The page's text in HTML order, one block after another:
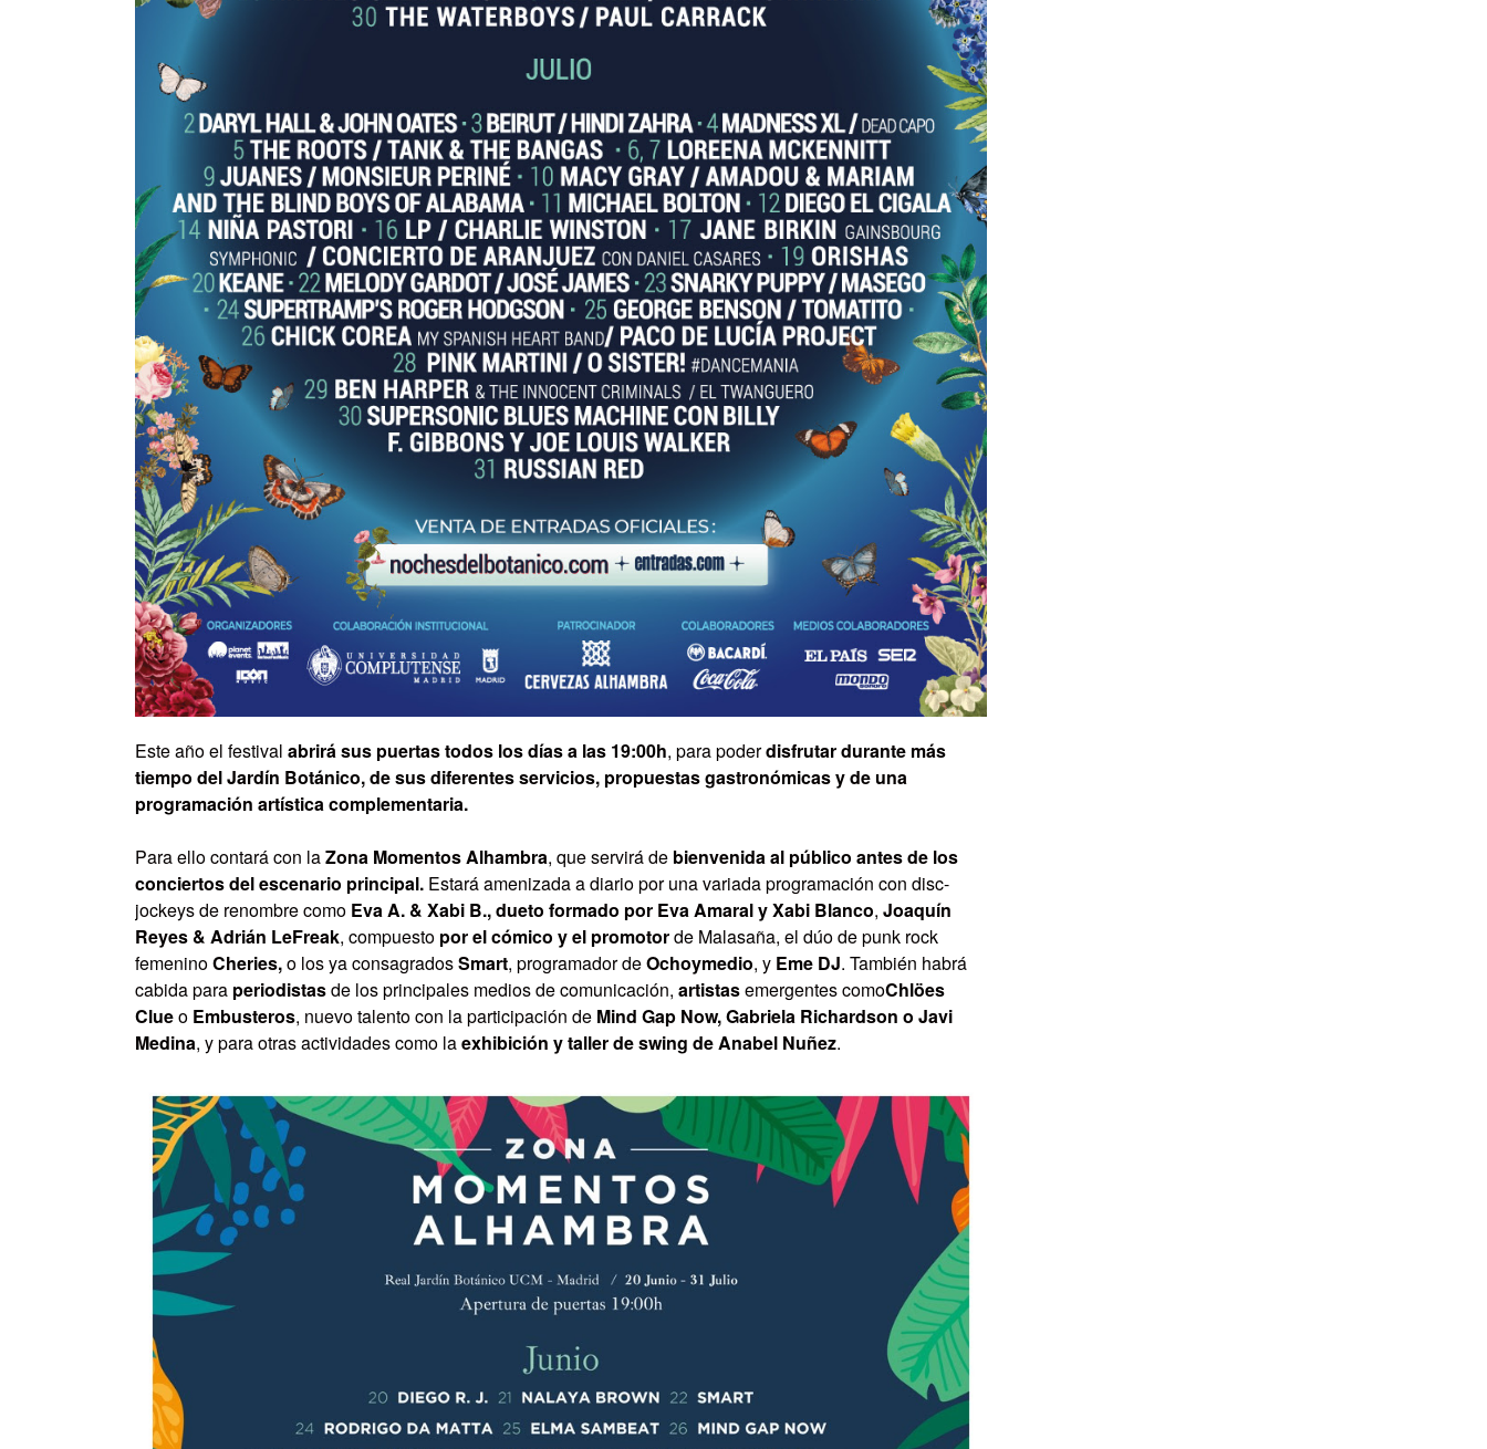
Este año el festival abrirá sus puertas todos los días a las 19:00h, para poderdisfrutar durante más
tiempo del Jardín Botánico, de sus diferentes servicios, propuestas gastronómicas y de una
programación artística complementaria.
Para ello contará con laZona Momentos Alhambra, que servirá de bienvenida al público antes de los
conciertos del escenario principal. Estará amenizada a diario por una variada programación con disc-
jockeys de renombre como Eva A. & Xabi B., dueto formado por Eva Amaral y Xabi Blanco, Joaquín
Reyes & Adrián LeFreak, compuesto por el cómico y el promotorde Malasaña, el dúo de punk rock
femeninoCheries,o los ya consagradosSmart, programador deOchoymedio, y Eme DJ. También habrá
cabida para periodistasde los principales medios de comunicación, artistasemergentes comoChlöes
Clueo Embusteros, nuevo talento con la participación de Mind Gap Now, Gabriela Richardson o Javi
Medina, y para otras actividades como laexhibición ytaller de swing de Anabel Nuñez.